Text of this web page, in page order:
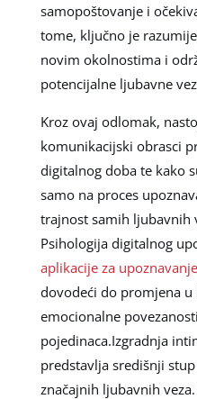
samopoštovanje i
tome, ključno je
novim okolnostima i
potencijalne ljubavne
Kroz ovaj odlomak,
komunikacijski obrasci
digitalnog doba te kako
samo na proces
trajnost samih ljubavnih
Psihologija digitalnog
aplikacije za upoznavanje
dovodeći do promjena
emocionalne
pojedinaca.Izgradnja
predstavlja središnji
značajnih ljubavnih